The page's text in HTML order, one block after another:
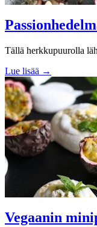
Tällä herkkupuurolla
Lue lisää →
Vegaanin